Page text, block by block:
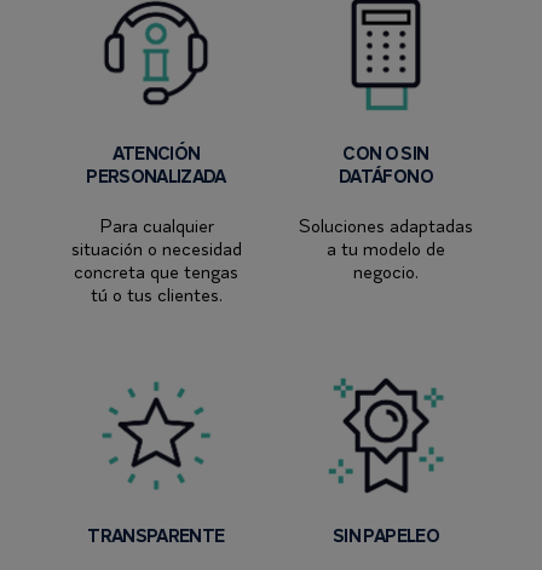
ATENCIÓN
PERSONALIZADA
Para cualquier
situación o necesidad
concreta que tengas
tú o tus clientes.
CON O SIN
DATÁFONO
Soluciones adaptadas
a tu modelo de
negocio.
TRANSPARENTE SIN PAPELEO